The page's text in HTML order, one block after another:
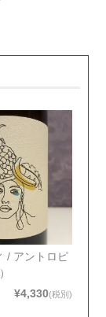
/ アントロピ
¥4,330(税別)